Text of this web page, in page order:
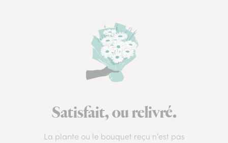
Satisfait, ou relivré.
La plante ou le bouquet reçu n’est pas